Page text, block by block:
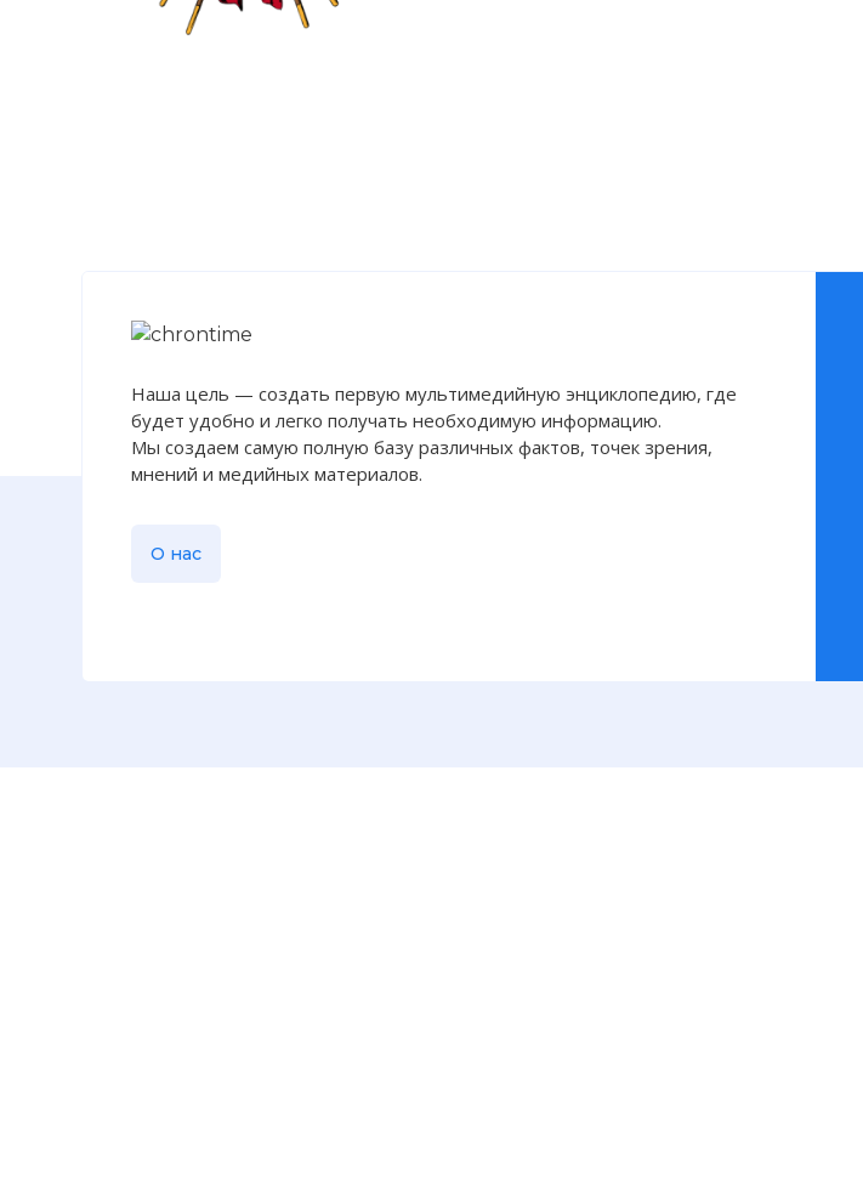
Наша цель — создать первую мультимедийную энциклопедию, где
будет удобно и легко получать необходимую информацию.
Мы создаем самую полную базу различных фактов, точек зрения,
мнений и медийных материалов.
О нас